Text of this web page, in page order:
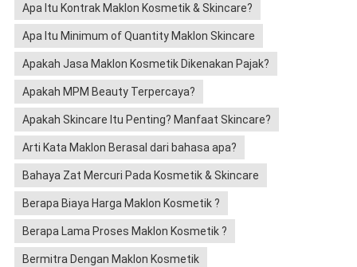
Apa Itu Kontrak Maklon Kosmetik & Skincare?
Apa Itu Minimum of Quantity Maklon Skincare
Apakah Jasa Maklon Kosmetik Dikenakan Pajak?
Apakah MPM Beauty Terpercaya?
Apakah Skincare Itu Penting? Manfaat Skincare?
Arti Kata Maklon Berasal dari bahasa apa?
Bahaya Zat Mercuri Pada Kosmetik & Skincare
Berapa Biaya Harga Maklon Kosmetik ?
Berapa Lama Proses Maklon Kosmetik ?
Bermitra Dengan Maklon Kosmetik